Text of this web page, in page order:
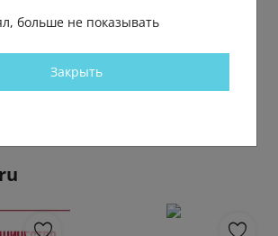
больше не показывать
Закрыть